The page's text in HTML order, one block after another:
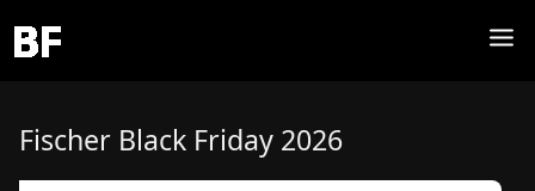
Fischer Black Friday 2026